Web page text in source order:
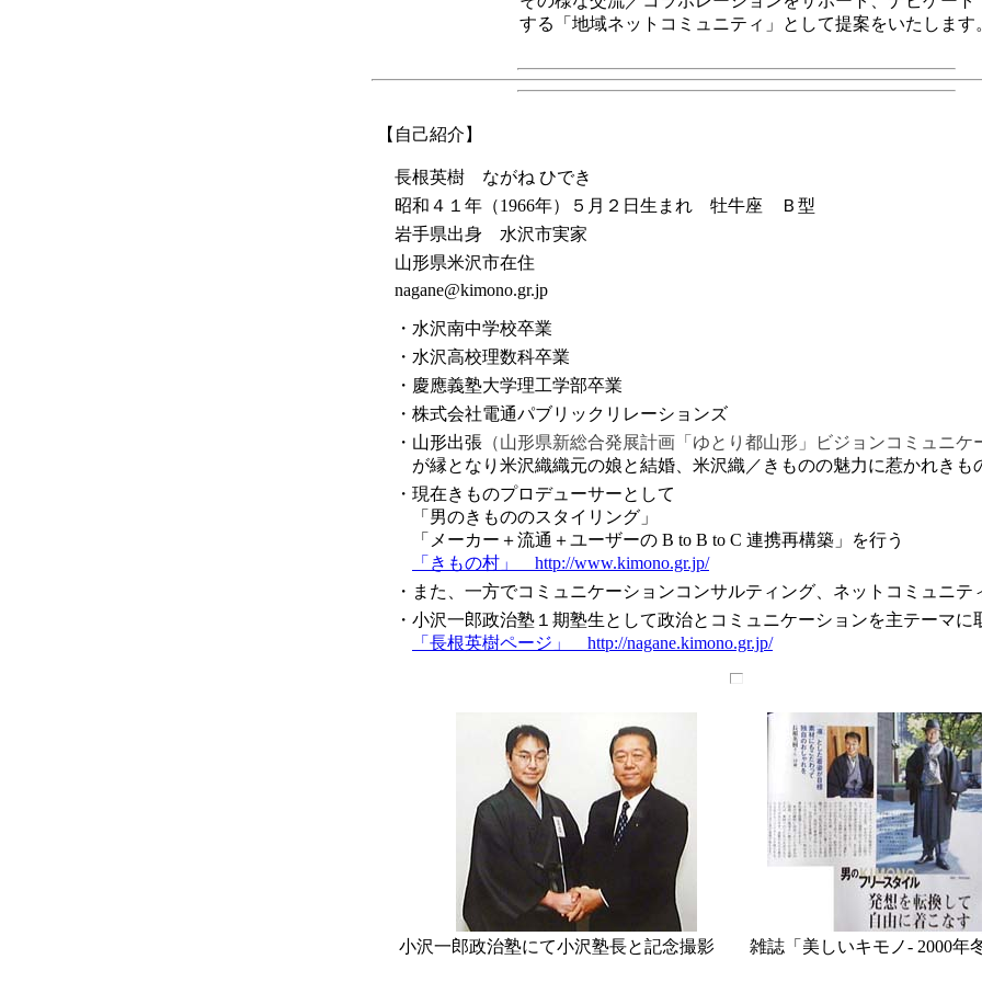
する「地域ネットコミュニティ」として提案をいたします
【自己紹介】
長根英樹 ながね ひでき
昭和４１年（1966年）５月２日生まれ 牡牛座 Ｂ型
岩手県出身 水沢市実家
山形県米沢市在住
nagane@kimono.gr.jp
・水沢南中学校卒業
・水沢高校理数科卒業
・慶應義塾大学理工学部卒業
・株式会社電通パブリックリレーションズ
・山形出張 （山形県新総合発展計画「ゆとり都山形」ビジョンコミュニケ
が縁となり米沢織織元の娘と結婚、米沢織／きものの魅力に惹かれきも
・現在きものプロデューサーとして
「男のきもののスタイリング」
「メーカー＋流通＋ユーザーの B to B to C 連携再構築」を行う
「きもの村」 http://www.kimono.gr.jp/
・また、一方でコミュニケーションコンサルティング、ネットコミュニテ
・小沢一郎政治塾１期塾生として政治とコミュニケーションを主テーマに
「長根英樹ページ」 http://nagane.kimono.gr.jp/
小沢一郎政治塾にて小沢塾長と記念撮影 雑誌「美しいキモノ- 2000年